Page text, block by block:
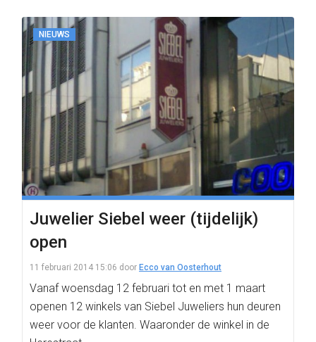
NIEUWS
Juwelier Siebel weer (tijdelijk)
open
11 februari 2014 15:06 door Ecco van Oosterhout
Vanaf woensdag 12 februari tot en met 1 maart
openen 12 winkels van Siebel Juweliers hun deuren
weer voor de klanten. Waaronder de winkel in de